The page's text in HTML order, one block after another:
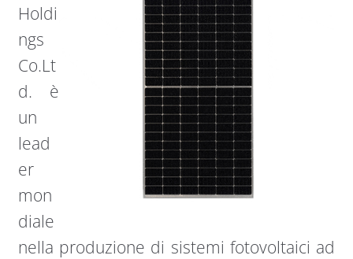
Holdi
ngs
Co.Lt
d. è
un
lead
er
mon
diale
nella produzione di sistemi fotovoltaici ad